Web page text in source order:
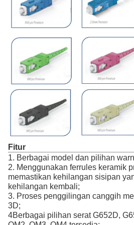
Fitur
1. Berbagai model dan pilihan
2. Menggunakan ferrules keramik
memastikan kehilangan sisipan
kehilangan kembali;
3. Proses penggilingan canggih
3D;
4Berbagai pilihan serat G652D,